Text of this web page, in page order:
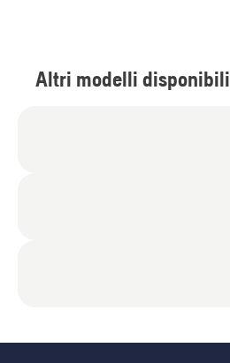
Altri modelli disponibili